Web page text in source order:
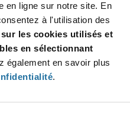
en ligne sur notre site. En
à l'utilisation des
les cookies utilisés et
en sélectionnant
également en savoir plus
.